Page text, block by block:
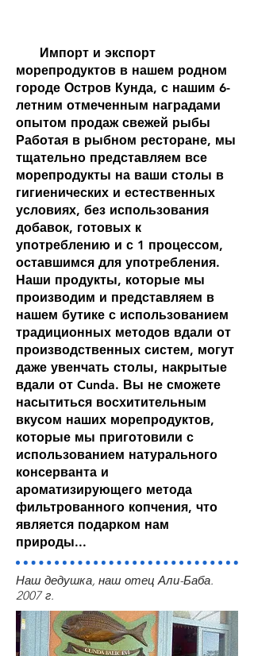
Импорт и экспорт
морепродуктов в нашем родном
городе Остров Кунда, с нашим 6-
летним отмеченным наградами
опытом продаж свежей рыбы
Работая в рыбном ресторане, мы
тщательно представляем все
морепродукты на ваши столы в
гигиенических и естественных
условиях, без использования
добавок, готовых к
употреблению и с 1 процессом,
оставшимся для употребления.
Наши продукты, которые мы
производим и представляем в
нашем бутике с использованием
традиционных методов вдали от
производственных систем, могут
даже увенчать столы, накрытые
вдали от Cunda. Вы не сможете
насытиться восхитительным
вкусом наших морепродуктов,
которые мы приготовили с
использованием натурального
консерванта и
ароматизирующего метода
фильтрованного копчения, что
является подарком нам
природы...
Наш дедушка, наш отец Али-Баба.
2007 г.